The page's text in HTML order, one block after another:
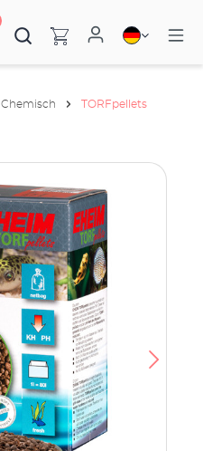
Chemisch TORFpellets